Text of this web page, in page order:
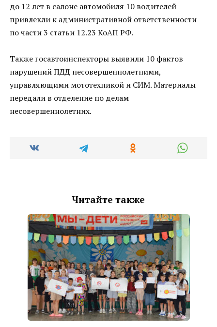
до 12 лет в салоне автомобиля 10 водителей
привлекли к административной ответственности
по части 3 статьи 12.23 КоАП РФ.
Также госавтоинспекторы выявили 10 фактов
нарушений ПДД несовершеннолетними,
управляющими мототехникой и СИМ. Материалы
передали в отделение по делам
несовершеннолетних.
Читайте также